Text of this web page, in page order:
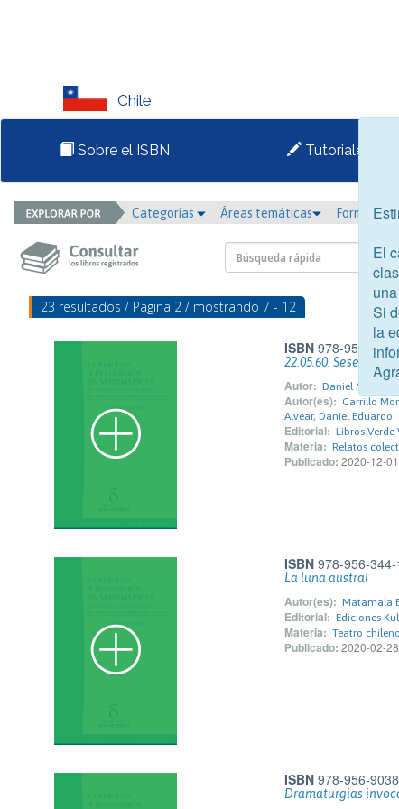
Chile
Sobre el ISBN Tutoriales
Categorías Áreas temáticas Formato
23 resultados / Página 2 / mostrando 7 - 12
ISBN 978-956-
22.05.60. Sesenta
Autor: Daniel Navarrete
Autor(es): Carrillo
Alvear, Daniel Eduardo
Editorial: Libros Verde
Materia: Relatos
Publicado: 2020-12-01
ISBN 978-956-
La luna austral
Autor(es): Matamala
Editorial: Ediciones
Materia: Teatro chileno
Publicado: 2020-02-28
ISBN 978-956-
Dramaturgias
El
Si
la